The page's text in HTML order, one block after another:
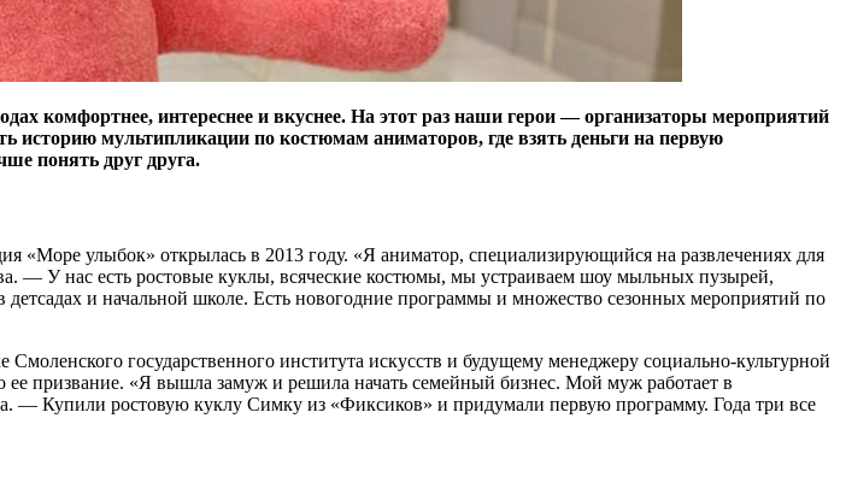
комфортнее, интереснее и вкуснее. На этот раз наши герои — организаторы мероприятий
историю мультипликации по костюмам аниматоров, где взять деньги на первую
понять друг друга.
«Море улыбок» открылась в 2013 году. «Я аниматор, специализирующийся на развлечениях для
— У нас есть ростовые куклы, всяческие костюмы, мы устраиваем шоу мыльных пузырей,
и начальной школе. Есть новогодние программы и множество сезонных мероприятий по
государственного института искусств и будущему менеджеру социально-культурной
ее призвание. «Я вышла замуж и решила начать семейный бизнес. Мой муж работает в
— Купили ростовую куклу Симку из «Фиксиков» и придумали первую программу. Года три все